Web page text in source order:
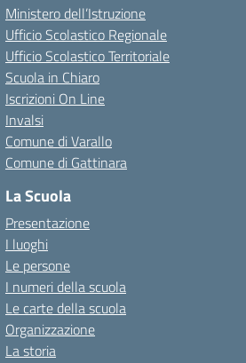
Ministero dell’Istruzione
Ufficio Scolastico Regionale
Ufficio Scolastico Territoriale
Scuola in Chiaro
Iscrizioni On Line
Invalsi
Comune di Varallo
Comune di Gattinara
La Scuola
Presentazione
I luoghi
Le persone
I numeri della scuola
Le carte della scuola
Organizzazione
La storia